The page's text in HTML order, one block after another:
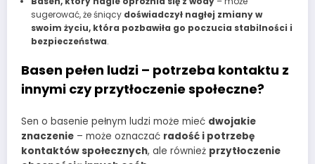
sugerować, że śniący doświadczył nagłej zmiany w
swoim życiu, która pozbawiła go poczucia stabilności i
bezpieczeństwa.
Basen pełen ludzi – potrzeba kontaktu z
innymi czy przytłoczenie społeczne?
Sen o basenie pełnym ludzi może mieć dwojakie
znaczenie – może oznaczać radość i potrzebę
kontaktów społecznych, ale również przytłoczenie